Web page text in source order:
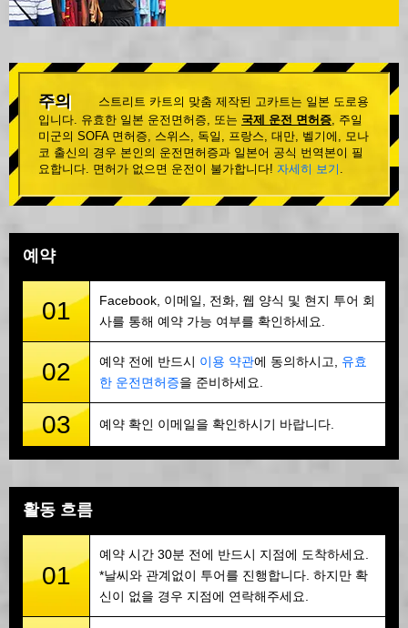
주의
스트리트 카트의 맞춤 제작된 고카트는 일본 도로용
입니다. 유효한 일본 운전면허증, 또는 국제 운전 면허증, 주일
미군의 SOFA 면허증, 스위스, 독일, 프랑스, 대만, 벨기에, 모나
코 출신의 경우 본인의 운전면허증과 일본어 공식 번역본이 필
요합니다. 면허가 없으면 운전이 불가합니다! 자세히 보기 .
예약
01
Facebook, 이메일, 전화, 웹 양식 및 현지 투어 회
사를 통해 예약 가능 여부를 확인하세요.
02 예약 전에 반드시 이용 약관에 동의하시고, 유효
한 운전면허증을 준비하세요.
03 예약 확인 이메일을 확인하시기 바랍니다.
활동 흐름
01
예약 시간 30분 전에 반드시 지점에 도착하세요.
*날씨와 관계없이 투어를 진행합니다. 하지만 확
신이 없을 경우 지점에 연락해주세요.